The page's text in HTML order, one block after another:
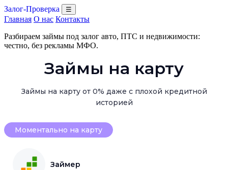
Залог-Проверка ☰
Главная О нас Контакты
Разбираем займы под залог авто, ПТС и недвижимости:
честно, без рекламы МФО.
Займы на карту
Займы на карту от 0% даже с плохой кредитной
историей
Моментально на карту
Займер